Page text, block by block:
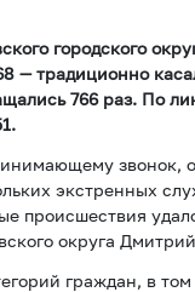
городского
— традиционно
766 раз. По
звонок,
экстренных
происшествия
округа
граждан, в